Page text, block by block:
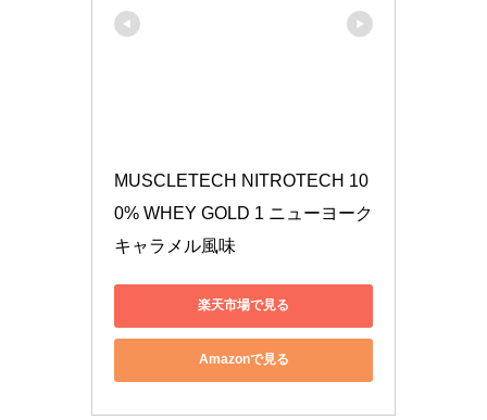
MUSCLETECH NITROTECH 10
0% WHEY GOLD 1 ニューヨーク
キャラメル風味
楽天市場で見る
Amazonで見る